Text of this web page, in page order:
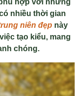
hợp với những
nhiều thời gian
niên đẹp này
tạo kiểu, mang
chóng.